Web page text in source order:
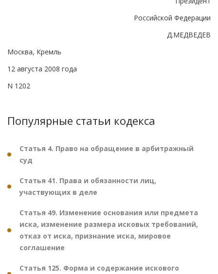
Российской Федерации
Д.МЕДВЕДЕВ
Москва, Кремль
12 августа 2008 года
N 1202
Популярные статьи кодекса
Статья 4. Право на обращение в арбитражный
суд
Статья 41. Права и обязанности лиц,
участвующих в деле
Статья 49. Изменение основания или предмета
иска, изменение размера исковых требований,
отказ от иска, признание иска, мировое
соглашение
Статья 125. Форма и содержание искового